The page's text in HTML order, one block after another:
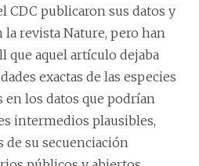
CDC publicaron sus datos y
la revista Nature, pero han
que aquel artículo dejaba
exactas de las especies
en los datos que podrían
intermedios plausibles,
de su secuenciación